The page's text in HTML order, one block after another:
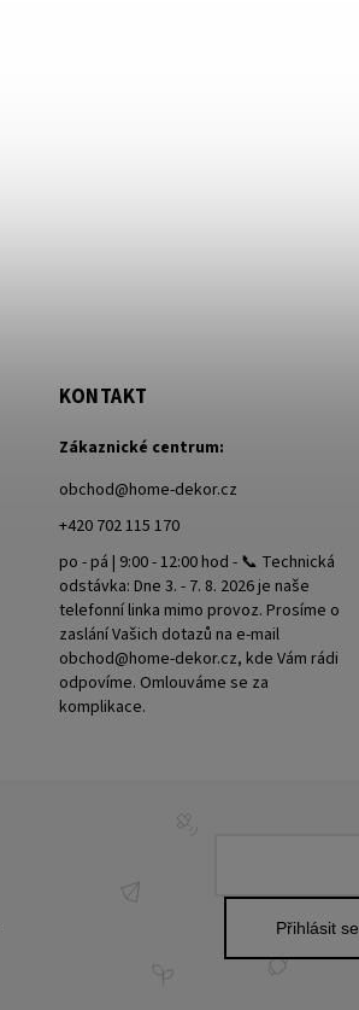
Přihlásit se
KONTAKT
Zákaznické centrum:
obchod@home-dekor.cz
+420 702 115 170
po - pá | 9:00 - 12:00 hod - 📞 Technická
odstávka: Dne 3. - 7. 8. 2026 je naše
telefonní linka mimo provoz. Prosíme o
zaslání Vašich dotazů na e-mail
obchod@home-dekor.cz, kde Vám rádi
odpovíme. Omlouváme se za
komplikace.